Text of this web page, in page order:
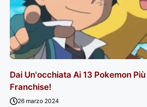
Dai Un'occhiata Ai 13 Pokemon
Franchise!
26 marzo 2024